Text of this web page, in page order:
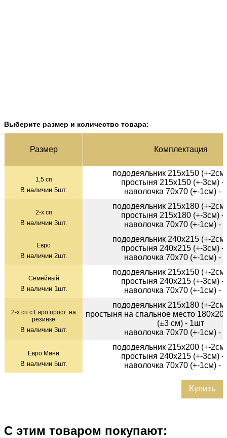
Выберите размер и количество товара:
Раз­мер Ком­плек­тация
1,5 сп
В наличии 5шт.
пододеяльник 215х150 (+-
простыня 215х150 (+-3см) -
наволочка 70х70 (+-1см) -
2-х сп
В наличии 3шт.
пододеяльник 215х180 (+-
простыня 215х180 (+-3см) -
наволочка 70х70 (+-1см) -
Евро
В наличии 2шт.
пододеяльник 240х215 (+-
простыня 240х215 (+-3см) -
наволочка 70х70 (+-1см) -
Семейный
В наличии 1 шт.
пододеяльник 215х150 (+-
простыня 240х215 (+-3см) -
наволочка 70х70 (+-1см) -
2-х сп с Евро прост. на
резинке
В наличии 3шт.
пододеяльник 215х180 (+-
простыня на спальное место
(±3 см) - 1шт
наволочка 70х70 (+-1см) -
Евро Мини
В наличии 5шт.
пододеяльник 215х200 (+-
простыня 240х215 (+-3см) -
наволочка 70х70 (+-1см) -
Купить
С этим товаром покупают: